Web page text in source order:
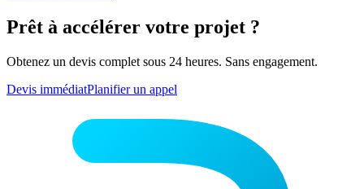
Prêt à accélérer votre projet ?
Obtenez un devis complet sous 24 heures. Sans engagement.
Devis immédiatPlanifier un appel